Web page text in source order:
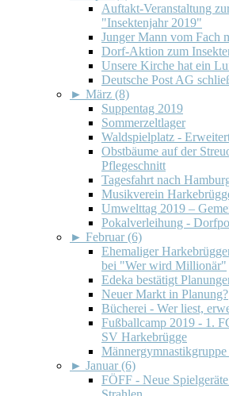
Auftakt-Veranstaltung
"Insektenjahr 2019"
Junger Mann vom Fach
Dorf-Aktion zum
Unsere Kirche hat ein
Deutsche Post AG
► März (8)
Suppentag 2019
Sommerzeltlager
Waldspielplatz -
Obstbäume auf der
Pflegeschnitt
Tagesfahrt nach
Musikverein
Umwelttag 2019 –
Pokalverleihung -
► Februar (6)
Ehemaliger
bei "Wer wird Millionär"
Edeka bestätigt
Neuer Markt in Planung?
Bücherei - Wer liest,
Fußballcamp 2019 - 1.
SV Harkebrügge
► Januar (6)
FÖFF - Neue